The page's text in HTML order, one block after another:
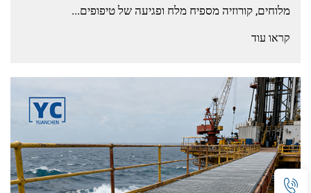
מלוחים, קורוזיה מספיח מלח ופגיעה של טיפופים...
קראו עוד